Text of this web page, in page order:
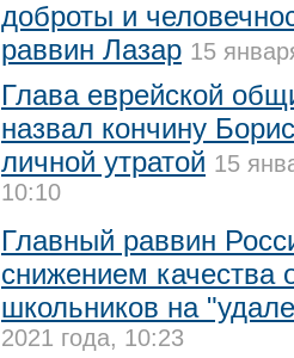
доброты и
раввин Лазар 15
Глава еврейской
назвал кончину
личной утратой 15
10:10
Главный раввин
снижением качества
школьников на
2021 года, 10:23